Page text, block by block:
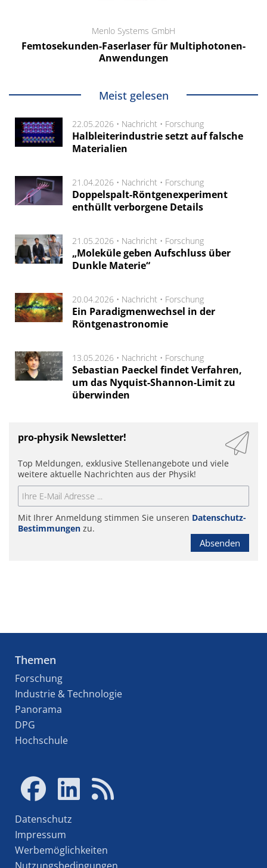
Menlo Systems GmbH
Femtosekunden-Faserlaser für Multiphotonen-
Anwendungen
Meist gelesen
22.05.2026 • Nachricht • Forschung
Halbleiterindustrie setzt auf falsche
Materialien
21.04.2026 • Nachricht • Forschung
Doppelspalt-Röntgenexperiment
enthüllt verborgene Details
21.05.2026 • Nachricht • Forschung
„Moleküle geben Aufschluss über
Dunkle Materie“
20.04.2026 • Nachricht • Forschung
Ein Paradigmenwechsel in der
Röntgenastronomie
13.05.2026 • Nachricht • Forschung
Sebastian Paeckel findet Verfahren,
um das Nyquist-Shannon-Limit zu
überwinden
pro-physik Newsletter!
Top Meldungen, exklusive Stellenangebote und viele
weitere aktuelle Nachrichten aus der Physik!
Mit Ihrer Anmeldung stimmen Sie unseren Datenschutz-
Bestimmungen zu.
Absenden
Themen
Forschung
Industrie & Technologie
Panorama
DPG
Hochschule
Datenschutz
Impressum
Werbemöglichkeiten